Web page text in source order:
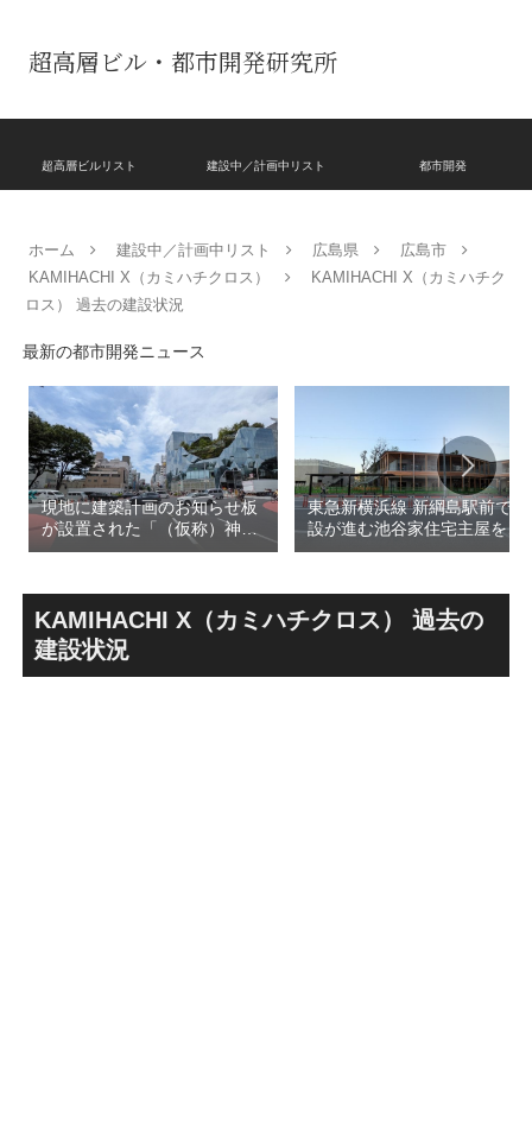
超高層ビル・都市開発研究所
超高層ビルリスト 建設中／計画中リスト 都市開発
ホーム 建設中／計画中リスト 広島県
広島市
KAMIHACHI X（カミハチクロス）
KAMIHACHI X（カミハチク
ロス） 過去の建設状況
最新の都市開発ニュース
現地に建築計画のお知らせ板
が設置された「（仮称）神宮
前六丁目八角館建替計
SANAA設計で神宮前交差点に
新たな商業施設誕生へ！！
東急新横浜線 新綱島駅前で建
設が進む池谷家住宅主屋を活
用した「新綱島MICCA」！！
による新たな駅前拠点が2026
年秋誕生へ！！
KAMIHACHI X（カミハチクロス） 過去の
建設状況